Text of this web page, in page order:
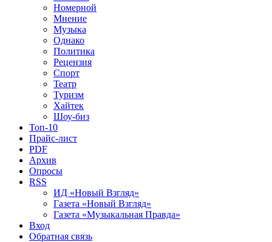
Номерной
Мнение
Музыка
Однако
Политика
Рецензия
Спорт
Театр
Туризм
Хайтек
Шоу-биз
Топ-10
Прайс-лист
PDF
Архив
Опросы
RSS
ИД «Новый Взгляд»
Газета «Новый Взгляд»
Газета «Музыкальная Правда»
Вход
Обратная связь